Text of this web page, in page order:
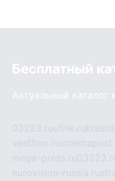
Бесплатный
Актуальный каталог
03223.ruufille.ru
veetbox.ru
mega-press.ru
eurovision-russia.ru